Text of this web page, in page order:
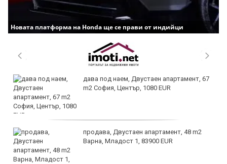
Новата платформа на Honda ще се прави от индийци
дава под наем, Двустаен апартамент, 67
m2 София, Център, 1080 EUR
продава, Двустаен апартамент, 48 m2
Варна, Младост 1, 83900 EUR